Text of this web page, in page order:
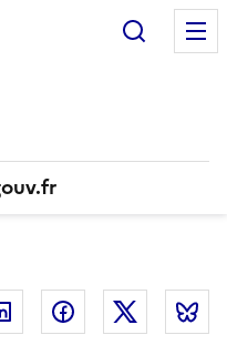
Linkedin FacebookTwitter